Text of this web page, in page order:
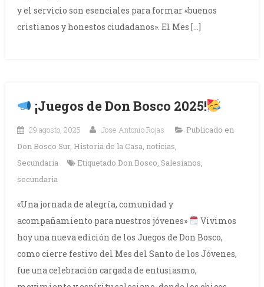
y el servicio son esenciales para formar «buenos
cristianos y honestos ciudadanos». El Mes […]
¡Juegos de Don Bosco 2025!
29 agosto, 2025 Jose Antonio Rojas
Publicado en
Don Bosco Sur, Historia de la Casa, noticias,
Secundaria
Etiquetado Don Bosco, Salesianos,
secundaria
«Una jornada de alegría, comunidad y
acompañamiento para nuestros jóvenes»
Vivimos
hoy una nueva edición de los Juegos de Don Bosco,
como cierre festivo del Mes del Santo de los Jóvenes,
fue una celebración cargada de entusiasmo,